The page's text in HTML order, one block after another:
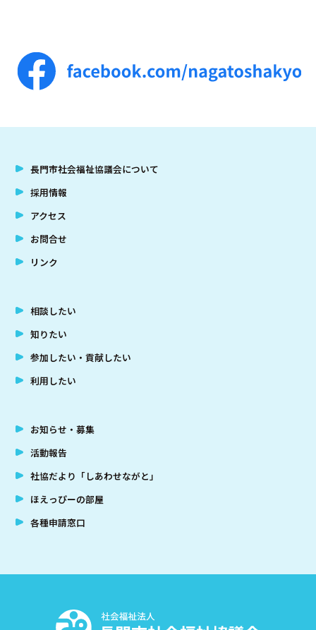
長門市社会福祉協議会について
採用情報
アクセス
お問合せ
リンク
相談したい
知りたい
参加したい・貢献したい
利用したい
お知らせ・募集
活動報告
社協だより「しあわせながと」
ほえっぴーの部屋
各種申請窓口